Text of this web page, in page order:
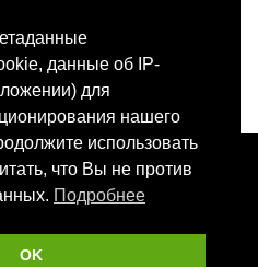
- 05.08.2026
Приглашаем на работу
требования для печати
данные об IP-
для
нашего
использовать
что Вы не против
Подробнее
OK